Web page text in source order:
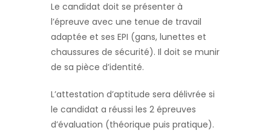
Le candidat doit se présenter à
l’épreuve avec une tenue de travail
adaptée et ses EPI (gans, lunettes et
chaussures de sécurité). Il doit se munir
de sa pièce d’identité.
L’attestation d’aptitude sera délivrée si
le candidat a réussi les 2 épreuves
d’évaluation (théorique puis pratique).